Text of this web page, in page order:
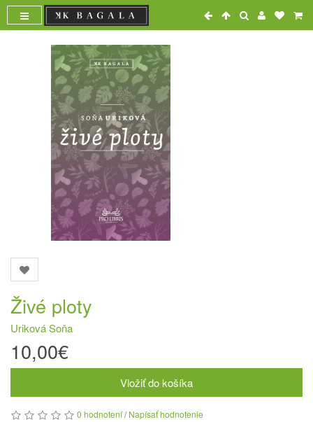
Živé ploty
Uriková Soňa
10,00€
Vložiť do košíka
0 hodnotení/Napísať hodnotenie